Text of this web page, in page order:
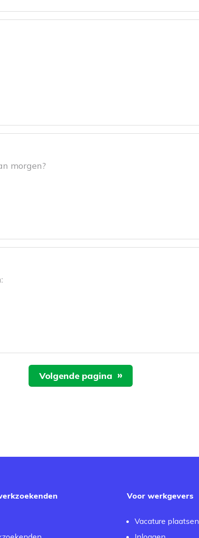
morgen?
Volgende pagina
Voor werkgevers
Vacature plaatsen